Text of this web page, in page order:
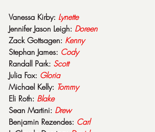
Vanessa Kirby: Lynette
Jennifer Jason Leigh: Doreen
Zack Gottsagen: Kenny
Stephan James: Cody
Randall Park: Scott
Julia Fox: Gloria
Michael Kelly: Tommy
Eli Roth: Blake
Sean Martini: Drew
Benjamin Rezendes: Carl